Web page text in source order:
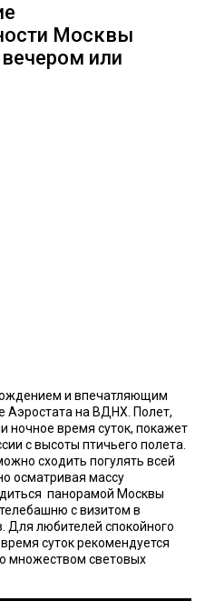
Москвы
или
и впечатляющим
Аэростата на ВДНХ. Полет,
ночное время суток, покажет
с высоты птичьего полета.
сходить погулять всей
осматривая массу
панорамой Москвы
с визитом в
Для любителей спокойного
суток рекомендуется
множеством световых